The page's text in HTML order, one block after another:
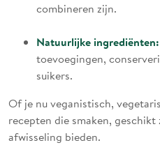
combineren zijn.
Natuurlijke ingrediënten:
toevoegingen,
suikers.
Of je nu veganistisch,
recepten die smaken,
afwisseling bieden.